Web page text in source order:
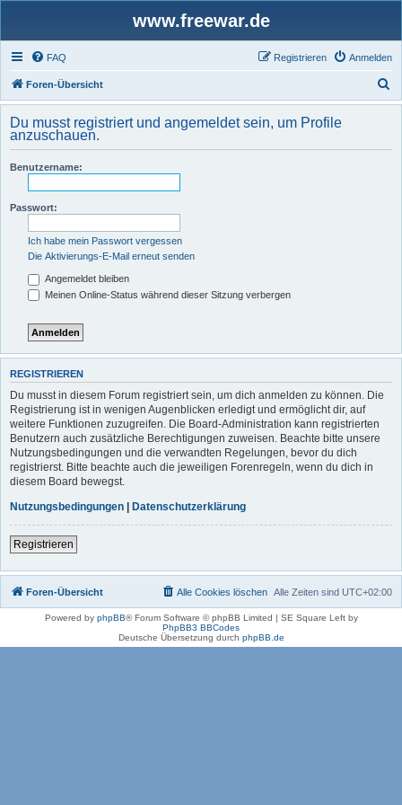
www.freewar.de
FAQ Anmelden
Registrieren
Foren-Übersicht
u
h
Du musst registriert und angemeldet sein, um Profile
anzuschauen.
Benutzername:
Passwort:
Ich habe mein Passwort vergessen
Die Aktivierungs-E-Mail erneut senden
Angemeldet bleiben
Meinen Online-Status während dieser Sitzung verbergen
REGISTRIEREN
Du musst in diesem Forum registriert sein, um dich anmelden zu können. Die
Registrierung ist in wenigen Augenblicken erledigt und ermöglicht dir, auf
weitere Funktionen zuzugreifen. Die Board-Administration kann registrierten
Benutzern auch zusätzliche Berechtigungen zuweisen. Beachte bitte unsere
Nutzungsbedingungen und die verwandten Regelungen, bevor du dich
registrierst. Bitte beachte auch die jeweiligen Forenregeln, wenn du dich in
diesem Board bewegst.
Nutzungsbedingungen | Datenschutzerklärung
Registrieren
Foren-Übersicht Alle Zeiten sind UTC+02:00
Alle Cookies löschen
Powered by phpBB® Forum Software © phpBB Limited | SE Square Left by
PhpBB3 BBCodes
Deutsche Übersetzung durch phpBB.de